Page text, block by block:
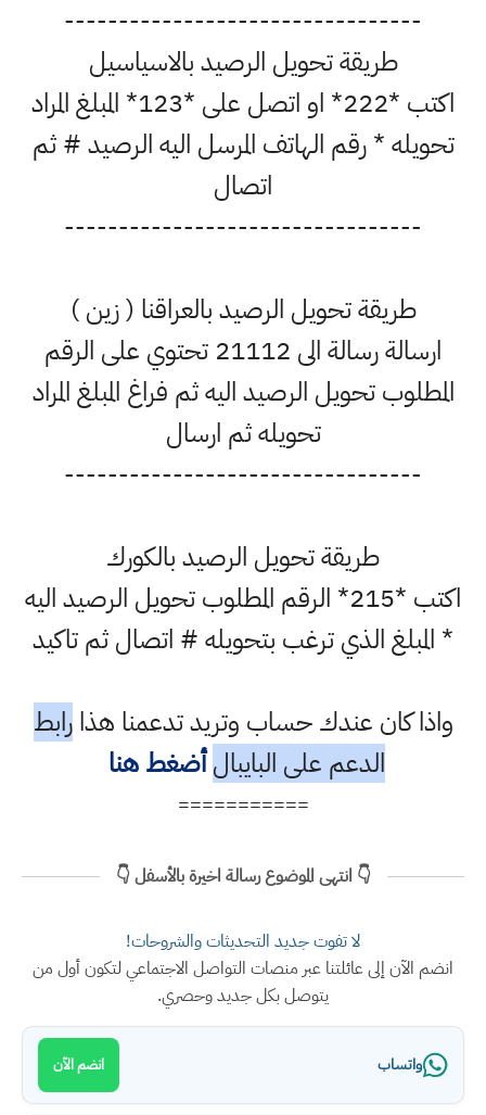
---------------------------------
طريقة تحويل الرصيد بالاسياسيل
اكتب *222* او اتصل على *123* المبلغ المراد
تحويله * رقم الهاتف المرسل اليه الرصيد # ثم
اتصال
---------------------------------
طريقة تحويل الرصيد بالعراقنا ( زين )
ارسالة رسالة الى 21112 تحتوي على الرقم
المطلوب تحويل الرصيد اليه ثم فراغ المبلغ المراد
تحويله ثم ارسال
---------------------------------
طريقة تحويل الرصيد بالكورك
اكتب *215* الرقم المطلوب تحويل الرصيد اليه
* المبلغ الذي ترغب بتحويله # اتصال ثم تاكيد
واذا كان عندك حساب وتريد تدعمنا هذارابط
الدعم على البايبال أضغط هنا
===========
👇 انتهى الموضوع رسالة اخيرة بالأسفل 👇
لا تفوت جديد التحديثات والشروحات!
انضم الآن إلى عائلتنا عبر منصات التواصل الاجتماعي لتكون أول من
يتوصل بكل جديد وحصري.
واتساب انضم الآن